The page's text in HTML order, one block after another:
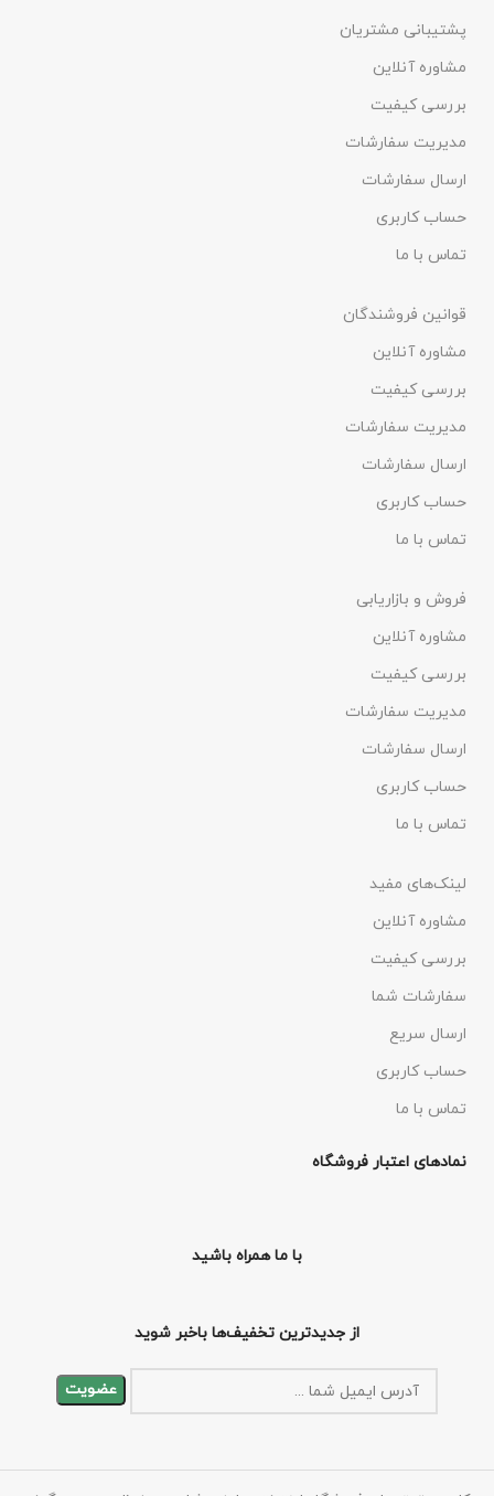
پشتیبانی مشتریان
مشاوره آنلاین
بررسی کیفیت
مدیریت سفارشات
ارسال سفارشات
حساب کاربری
تماس با ما
قوانین فروشندگان
مشاوره آنلاین
بررسی کیفیت
مدیریت سفارشات
ارسال سفارشات
حساب کاربری
تماس با ما
فروش و بازاریابی
مشاوره آنلاین
بررسی کیفیت
مدیریت سفارشات
ارسال سفارشات
حساب کاربری
تماس با ما
لینک‌های مفید
مشاوره آنلاین
بررسی کیفیت
سفارشات شما
ارسال سریع
حساب کاربری
تماس با ما
نمادهای اعتبار فروشگاه
با ما همراه باشید
از جدیدترین تخفیف‌ها باخبر شوید